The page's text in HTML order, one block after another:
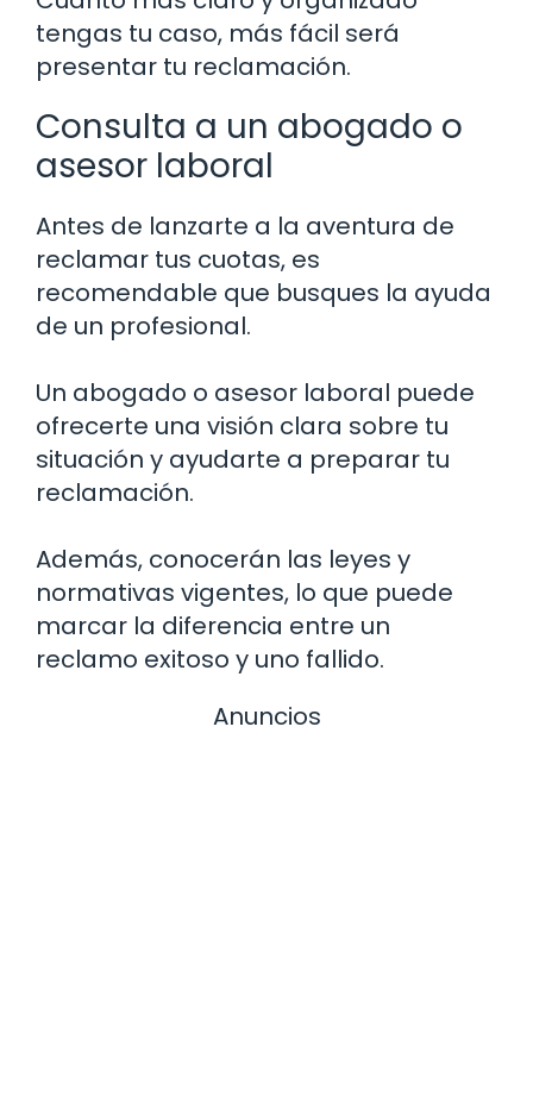
tengas tu caso, más fácil será
presentar tu reclamación.
Consulta a un abogado o
asesor laboral
Antes de lanzarte a la aventura de
reclamar tus cuotas, es
recomendable que busques la ayuda
de un profesional.
Un abogado o asesor laboral puede
ofrecerte una visión clara sobre tu
situación y ayudarte a preparar tu
reclamación.
Además, conocerán las leyes y
normativas vigentes, lo que puede
marcar la diferencia entre un
reclamo exitoso y uno fallido.
Anuncios